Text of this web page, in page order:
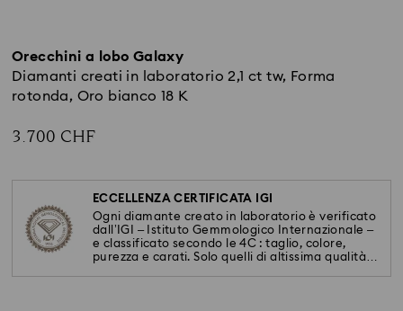
Orecchini a lobo Galaxy
Diamanti creati in laboratorio 2,1 ct tw, Forma
rotonda, Oro bianco 18 K
3.700 CHF
ECCELLENZA CERTIFICATA IGI
Ogni diamante creato in laboratorio è verificato
dall’IGI – Istituto Gemmologico Internazionale –
e classificato secondo le 4C : taglio, colore,
purezza e carati. Solo quelli di altissima qualità